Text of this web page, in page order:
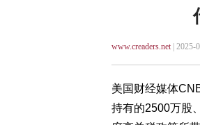
www.creaders.net| 2025-
美国财经媒体
持有的2500万股